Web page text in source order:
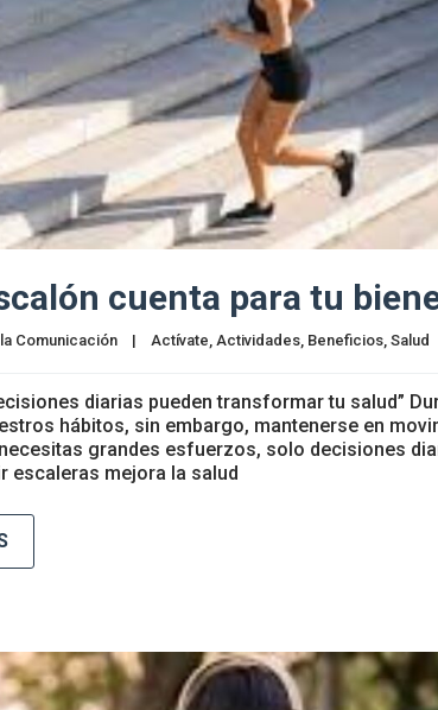
cuenta para tu
Comunicación | Actívate, Actividades, Beneficios, Salud
diarias pueden transformar tu salud”
hábitos, sin embargo, mantenerse en
grandes esfuerzos, solo decisiones
escaleras mejora la salud